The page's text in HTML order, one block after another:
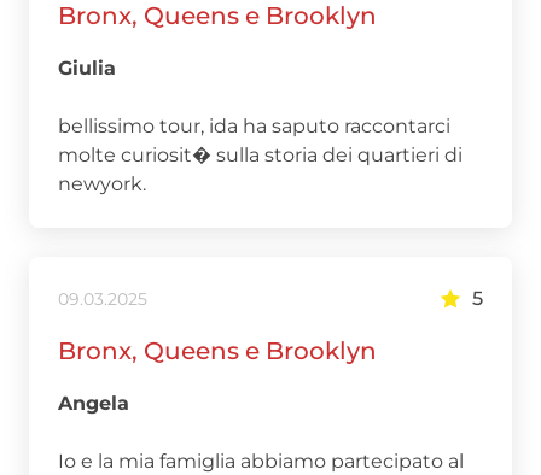
Bronx, Queens e Brooklyn
Giulia
bellissimo tour, ida ha saputo raccontarci
molte curiosit� sulla storia dei quartieri di
newyork.
09.03.2025 5
Bronx, Queens e Brooklyn
Angela
Io e la mia famiglia abbiamo partecipato al